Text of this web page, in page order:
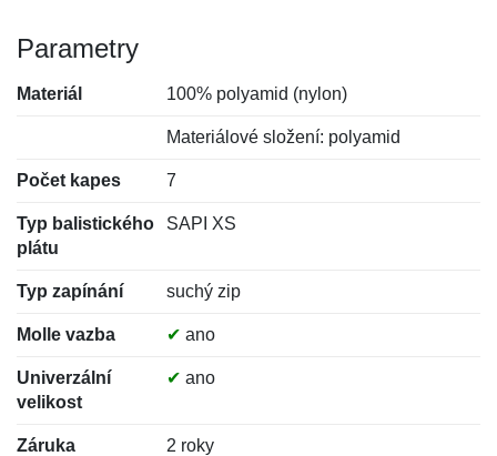
Parametry
Materiál 100% polyamid (nylon)
Materiálové složení: polyamid
Počet kapes 7
Typ balistického
plátu
SAPI XS
Typ zapínání suchý zip
Molle vazba ✔ ano
Univerzální
velikost
✔ ano
Záruka 2 roky